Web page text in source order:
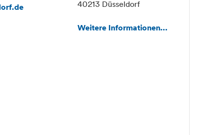
40213 Düsseldorf
Weitere Informationen...